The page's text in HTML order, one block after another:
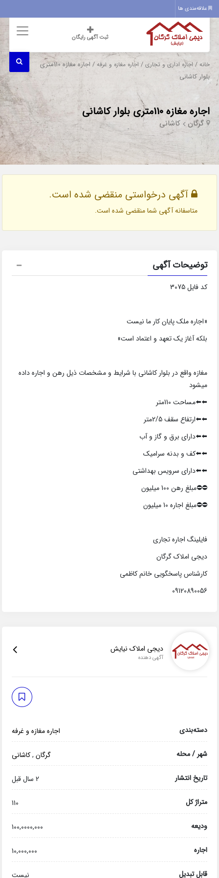
علاقه‌مندی ها
ثبت آگهی رایگان
خانه /اجاره اداری و تجاری /اجاره مغازه و غرفه
/ اجاره مغازه 110متری
بلوار کاشانی
اجاره مغازه 110متری بلوار کاشانی
گرگان کاشانی
آگهی درخواستی منقضی شده است.
متاسفانه آگهی شما منقضی شده است.
توضیحات آگهی
کد فایل 3075
«اجاره ملک پایان کار ما نیست
بلکه آغاز یک تعهد و اعتماد است»
مغازه واقع در بلوار کاشانی با شرایط و مشخصات ذیل رهن و اجاره داده
میشود
⬅️⬅️مساحت 110متر
⬅️⬅️ارتفاع سقف 2/5متر
⬅️⬅️دارای برق و گاز و آب
⬅️⬅️کف و بدنه سرامیک
⬅️⬅️دارای سرویس بهداشتی
⛔️⛔️مبلغ رهن 100 میلیون
⛔️⛔️مبلغ اجاره 10 میلیون
فایلینگ اجاره تجاری
دیجی املاک گرگان
کارشناس پاسخگویی خانم کاظمی
09120890056
دیجی املاک نیایش
آگهی دهنده
دسته‌بندی اجاره مغازه و غرفه
شهر / محله گرگان,کاشانی
تاریخ انتشار 2 سال قبل
متراژ کل 110
ودیعه 100,0000,000
اجاره 10,000,000
قابل تبدیل نیست